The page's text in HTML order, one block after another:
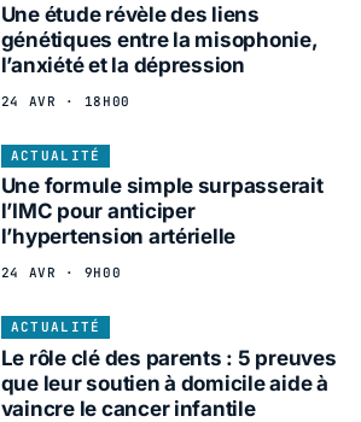
Une étude révèle des liens
génétiques entre la misophonie,
l’anxiété et la dépression
24 AVR · 18H00
ACTUALITÉ
Une formule simple surpasserait
l’IMC pour anticiper
l’hypertension artérielle
24 AVR · 9H00
ACTUALITÉ
Le rôle clé des parents : 5 preuves
que leur soutien à domicile aide à
vaincre le cancer infantile